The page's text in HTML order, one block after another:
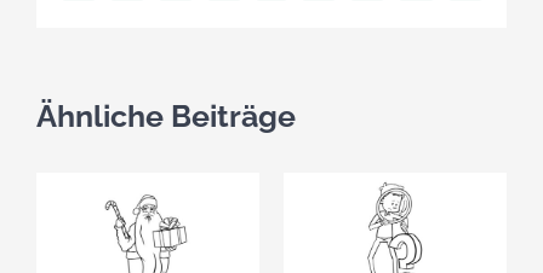
Mail
Ähnliche Beiträge